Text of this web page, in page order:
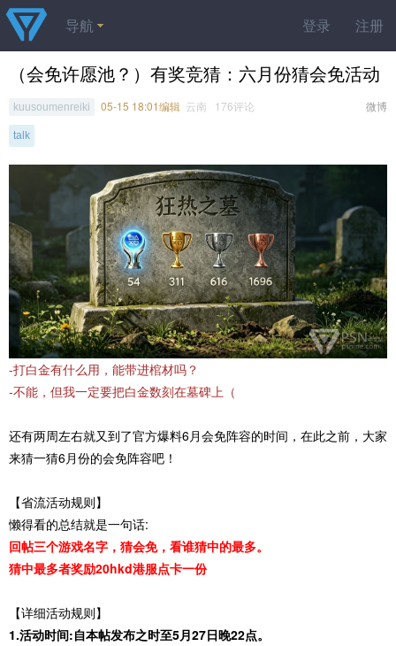
登录 注册
导航
（会免许愿池？）有奖竞猜：六月份猜会免活动
微博
kuusoumenreiki 05-15 18:01编辑 云南 176评论
talk
-打白金有什么用，能带进棺材吗？
-不能，但我一定要把白金数刻在墓碑上（
还有两周左右就又到了官方爆料6月会免阵容的时间，在此之前，大家
来猜一猜6月份的会免阵容吧！
【省流活动规则】
懒得看的总结就是一句话:
回帖三个游戏名字，猜会免，看谁猜中的最多。
猜中最多者奖励20hkd港服点卡一份
【详细活动规则】
1.活动时间:自本帖发布之时至5月27日晚22点。